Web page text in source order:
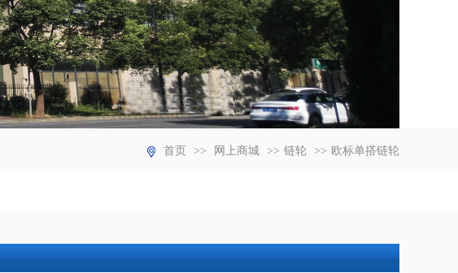
首页 >> 网上商城 >> 链轮 >> 欧标单搭链轮